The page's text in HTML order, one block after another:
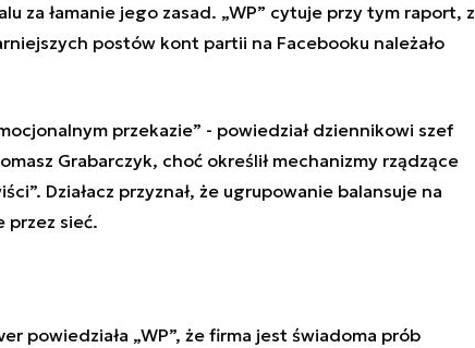
za łamanie jego zasad. „WP” cytuje przy tym raport, z
postów kont partii na Facebooku należało
przekazie” - powiedział dziennikowi szef
Grabarczyk, choć określił mechanizmy rządzące
”. Działacz przyznał, że ugrupowanie balansuje na
sieć.
powiedziała „WP”, że firma jest świadoma prób